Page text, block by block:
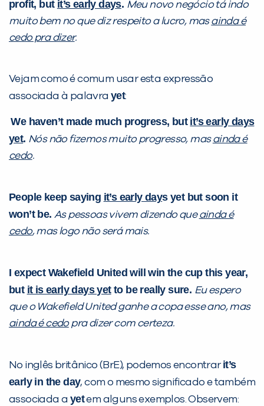
profit, but it’s early days. Meu novo negócio tá indo
muito bem no que diz respeito a lucro, masainda é
cedo pra dizer.
Vejam como é comum usar esta expressão
associada à palavra yet:
We haven’t made much progress, but it’s early days
yet. Nós não fizemos muito progresso, masainda é
cedo.
People keep saying it’s early days yet but soon it
won’t be.As pessoas vivem dizendo queainda é
cedo, mas logo não será mais.
I expect Wakefield United will win the cup this year,
but it is early days yetto be really sure. Eu espero
que o Wakefield United ganhe a copa esse ano, mas
ainda é cedopra dizer com certeza.
No inglês britânico (BrE), podemos encontrarit’s
early in the day, com o mesmo significado e também
associada a yetem alguns exemplos. Observem:
Você é aluno inFlux?
Sim